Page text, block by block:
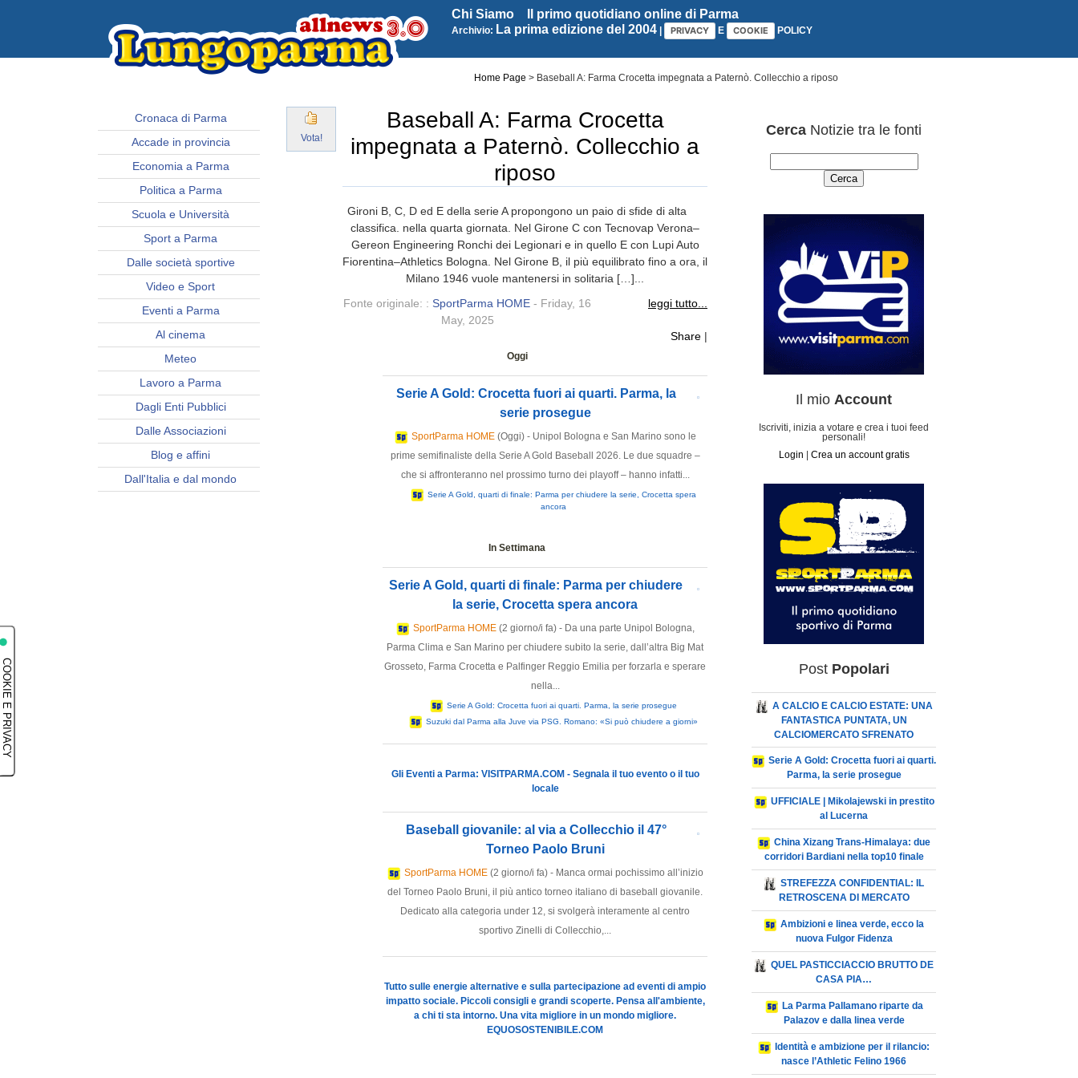
Chi Siamo Il primo quotidiano online di Parma
Archivio: La prima edizione del 2004 | PRIVACY E COOKIE POLICY
Home Page > Baseball A: Farma Crocetta impegnata a Paternò. Collecchio a riposo
Cronaca di Parma
Accade in provincia
Economia a Parma
Politica a Parma
Scuola e Università
Sport a Parma
Dalle società sportive
Video e Sport
Eventi a Parma
Al cinema
Meteo
Lavoro a Parma
Dagli Enti Pubblici
Dalle Associazioni
Blog e affini
Dall'Italia e dal mondo
Vota!
Baseball A: Farma Crocetta
impegnata a Paternò. Collecchio a
riposo
Gironi B, C, D ed E della serie A propongono un paio di sfide di alta
classifica. nella quarta giornata. Nel Girone C con Tecnovap Verona–
Gereon Engineering Ronchi dei Legionari e in quello E con Lupi Auto
Fiorentina–Athletics Bologna. Nel Girone B, il più equilibrato fino a ora, il
Milano 1946 vuole mantenersi in solitaria […]...
leggi tutto...
Share |
Fonte originale: : SportParma HOME - Friday, 16
May, 2025
Oggi
Serie A Gold: Crocetta fuori ai quarti. Parma, la
serie prosegue
SportParma HOME(Oggi) - Unipol Bologna e San Marino sono le
prime semifinaliste della Serie A Gold Baseball 2026. Le due squadre –
che si affronteranno nel prossimo turno dei playoff – hanno infatti...
Serie A Gold, quarti di finale: Parma per chiudere la serie, Crocetta spera
ancora
In Settimana
Serie A Gold, quarti di finale: Parma per chiudere
la serie, Crocetta spera ancora
SportParma HOME(2 giorno/i fa) - Da una parte Unipol Bologna,
Parma Clima e San Marino per chiudere subito la serie, dall’altra Big Mat
Grosseto, Farma Crocetta e Palfinger Reggio Emilia per forzarla e sperare
nella...
Serie A Gold: Crocetta fuori ai quarti. Parma, la serie prosegue
Suzuki dal Parma alla Juve via PSG. Romano: «Si può chiudere a giorni»
Gli Eventi a Parma: VISITPARMA.COM - Segnala il tuo evento o il tuo
locale
Baseball giovanile: al via a Collecchio il 47°
Torneo Paolo Bruni
SportParma HOME(2 giorno/i fa) - Manca ormai pochissimo all’inizio
del Torneo Paolo Bruni, il più antico torneo italiano di baseball giovanile.
Dedicato alla categoria under 12, si svolgerà interamente al centro
sportivo Zinelli di Collecchio,...
Tutto sulle energie alternative e sulla partecipazione ad eventi di ampio
impatto sociale. Piccoli consigli e grandi scoperte. Pensa all'ambiente,
a chi ti sta intorno. Una vita migliore in un mondo migliore.
EQUOSOSTENIBILE.COM
Cerca Notizie tra le fonti
Il mio Account
Iscriviti, inizia a votare e crea i tuoi feed
personali!
Login
Crea un account gratis
Post Popolari
A CALCIO E CALCIO ESTATE: UNA
FANTASTICA PUNTATA, UN
CALCIOMERCATO SFRENATO
Serie A Gold: Crocetta fuori ai quarti.
Parma, la serie prosegue
UFFICIALE | Mikolajewski in prestito
al Lucerna
China Xizang Trans-Himalaya: due
corridori Bardiani nella top10 finale
STREFEZZA CONFIDENTIAL: IL
RETROSCENA DI MERCATO
Ambizioni e linea verde, ecco la
nuova Fulgor Fidenza
QUEL PASTICCIACCIO BRUTTO DE
CASA PIA…
La Parma Pallamano riparte da
Palazov e dalla linea verde
Identità e ambizione per il rilancio:
nasce l’Athletic Felino 1966